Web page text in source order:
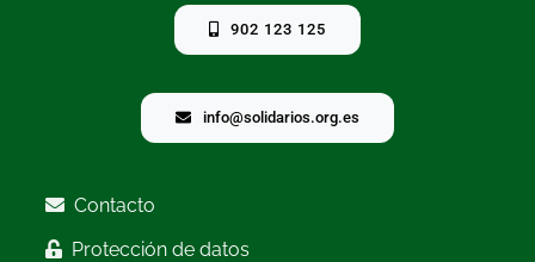
902 123 125
info@solidarios.org.es
Contacto
Protección de datos